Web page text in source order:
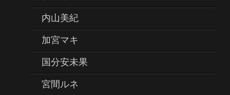
内山美紀
加宮マキ
国分安未果
宮間ルネ